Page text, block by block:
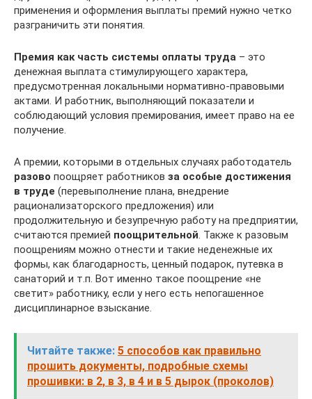
применения и оформления выплаты премий нужно четко
разграничить эти понятия.
Премия как часть системы оплаты труда – это
денежная выплата стимулирующего характера,
предусмотренная локальными нормативно-правовыми
актами. И работник, выполняющий показатели и
соблюдающий условия премирования, имеет право на ее
получение.
А премии, которыми в отдельных случаях работодатель
разово поощряет работников за особые достижения
в труде (перевыполнение плана, внедрение
рационализаторского предложения) или
продолжительную и безупречную работу на предприятии,
считаются премией поощрительной. Также к разовым
поощрениям можно отнести и такие неденежные их
формы, как благодарность, ценный подарок, путевка в
санаторий и т.п. Вот именно такое поощрение «не
светит» работнику, если у него есть непогашенное
дисциплинарное взыскание.
Читайте также: 5 способов как правильно
прошить документы, подробные схемы
прошивки: в 2, в 3, в 4 и в 5 дырок (проколов)